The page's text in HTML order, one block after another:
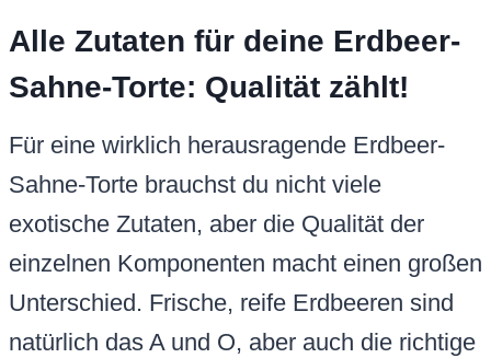
Alle Zutaten für deine Erdbeer-
Sahne-Torte: Qualität zählt!
Für eine wirklich herausragende Erdbeer-
Sahne-Torte brauchst du nicht viele
exotische Zutaten, aber die Qualität der
einzelnen Komponenten macht einen großen
Unterschied. Frische, reife Erdbeeren sind
natürlich das A und O, aber auch die richtige